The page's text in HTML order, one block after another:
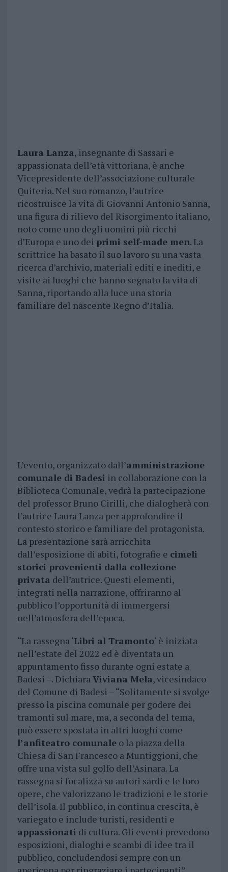
Laura Lanza, insegnante di Sassari e
appassionata dell’età vittoriana, è anche
Vicepresidente dell’associazione culturale
Quiteria. Nel suo romanzo, l’autrice
ricostruisce la vita di Giovanni Antonio Sanna,
una figura di rilievo del Risorgimento italiano,
noto come uno degli uomini più ricchi
d’Europa e uno dei primi self-made men. La
scrittrice ha basato il suo lavoro su una vasta
ricerca d’archivio, materiali editi e inediti, e
visite ai luoghi che hanno segnato la vita di
Sanna, riportando alla luce una storia
familiare del nascente Regno d’Italia.
L’evento, organizzato dall’amministrazione
comunale di Badesi in collaborazione con la
Biblioteca Comunale, vedrà la partecipazione
del professor Bruno Cirilli, che dialogherà con
l’autrice Laura Lanza per approfondire il
contesto storico e familiare del protagonista.
La presentazione sarà arricchita
dall’esposizione di abiti, fotografie e cimeli
storici provenienti dalla collezione
privata dell’autrice. Questi elementi,
integrati nella narrazione, offriranno al
pubblico l’opportunità di immergersi
nell’atmosfera dell’epoca.
“La rassegna ‘Libri al Tramonto‘ è iniziata
nell’estate del 2022 ed è diventata un
appuntamento fisso durante ogni estate a
Badesi –. DichiaraViviana Mela, vicesindaco
del Comune di Badesi – “Solitamente si svolge
presso la piscina comunale per godere dei
tramonti sul mare, ma, a seconda del tema,
può essere spostata in altri luoghi come
l’anfiteatro comunaleo la piazza della
Chiesa di San Francesco a Muntiggioni, che
offre una vista sul golfo dell’Asinara. La
rassegna si focalizza su autori sardi e le loro
opere, che valorizzano le tradizioni e le storie
dell’isola. Il pubblico, in continua crescita, è
variegato e include turisti, residenti e
appassionati di cultura. Gli eventi prevedono
esposizioni, dialoghi e scambi di idee tra il
pubblico, concludendosi sempre con un